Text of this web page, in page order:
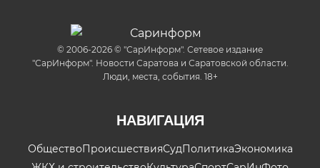
© 2006-2026 © "СарИнформ". Сетевое издание
"СарИнформ". Новости Саратова и Саратовской области.
Люди, места, события. 18+
НАВИГАЦИЯ
ОбществоПроисшествияСудПолитикаЭкономика